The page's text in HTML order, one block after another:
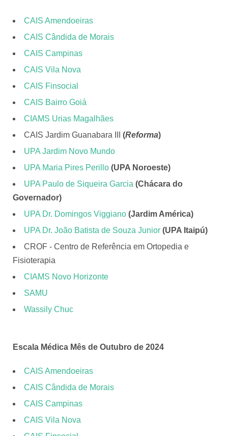
CAIS Amendoeiras
CAIS Cândida de Morais
CAIS Campinas
CAIS Vila Nova
CAIS Finsocial
CAIS Bairro Goiá
CIAMS Urias Magalhães
CAIS Jardim Guanabara III (Reforma)
UPA Jardim Novo Mundo
UPA Maria Pires Perillo (UPA Noroeste)
UPA Paulo de Siqueira Garcia (Chácara do
Governador)
UPA Dr. Domingos Viggiano (Jardim América)
UPA Dr. João Batista de Souza Junior (UPA Itaipú)
CROF - Centro de Referência em Ortopedia e
Fisioterapia
CIAMS Novo Horizonte
SAMU
Wassily Chuc
Escala Médica Mês de Outubro de 2024
CAIS Amendoeiras
CAIS Cândida de Morais
CAIS Campinas
CAIS Vila Nova